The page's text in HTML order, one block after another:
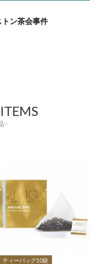
ン茶会事件
-
ティーバッグ10袋